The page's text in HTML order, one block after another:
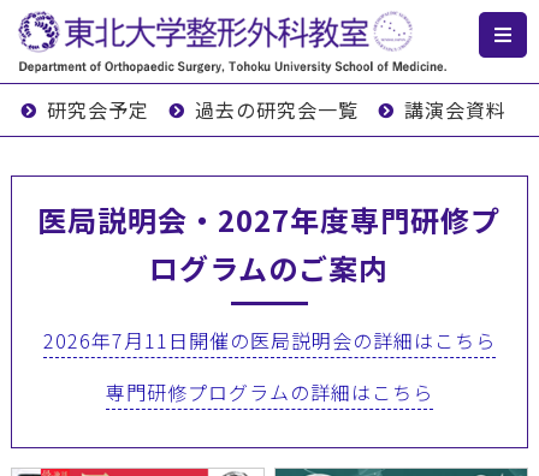
研究会予定 過去の研究会一覧 講演会資料
医局説明会・2027年度専門研修プ
ログラムのご案内
2026年7月11日開催の医局説明会の詳細はこちら
専門研修プログラムの詳細はこちら